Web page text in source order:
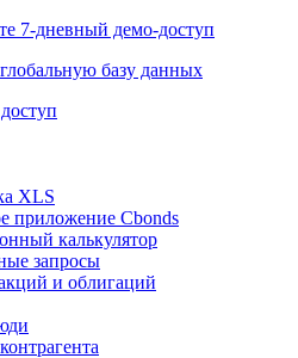
7-дневный демо-доступ
базу данных
XLS
приложение Cbonds
калькулятор
запросы
и облигаций